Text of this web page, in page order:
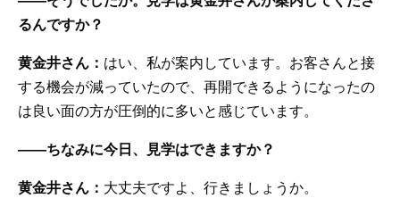
るんですか？
黄金井さん： はい、私が案内しています。お客さんと接
する機会が減っていたので、再開できるようになったの
は良い面の方が圧倒的に多いと感じています。
——ちなみに今日、見学はできますか？
黄金井さん： 大丈夫ですよ、行きましょうか。